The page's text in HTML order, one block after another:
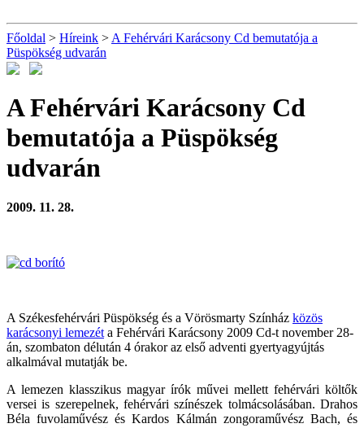
Főoldal > Híreink > A Fehérvári Karácsony Cd bemutatója a
Püspökség udvarán
A Fehérvári Karácsony Cd
bemutatója a Püspökség
udvarán
2009. 11. 28.
A Székesfehérvári Püspökség és a Vörösmarty Színház közös
karácsonyi lemezét a Fehérvári Karácsony 2009 Cd-t november 28-
án, szombaton délután 4 órakor az első adventi gyertyagyújtás
alkalmával mutatják be.
A lemezen klasszikus magyar írók művei mellett fehérvári költők
versei is szerepelnek, fehérvári színészek tolmácsolásában. Drahos
Béla fuvolaművész és Kardos Kálmán zongoraművész Bach, és